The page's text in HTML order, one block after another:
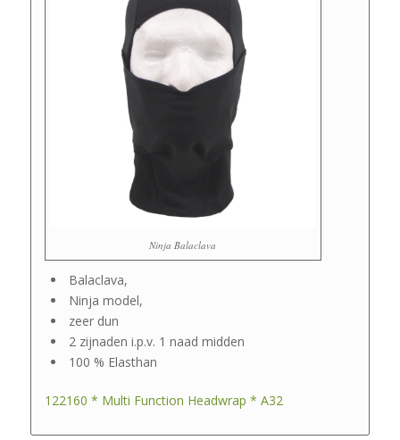
Ninja Balaclava
Balaclava,
Ninja model,
zeer dun
2 zijnaden i.p.v. 1 naad midden
100 % Elasthan
122160 * Multi Function Headwrap * A32